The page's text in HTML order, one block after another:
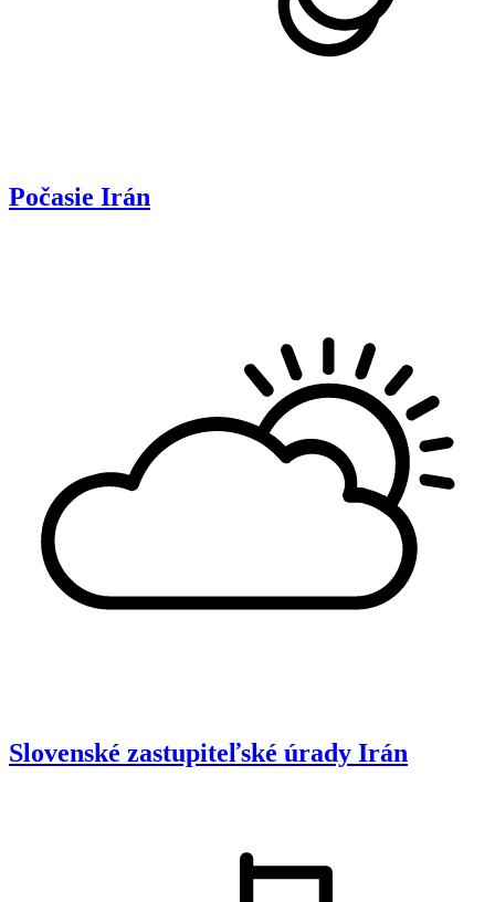
Počasie Irán
Slovenské zastupiteľské úrady Irán